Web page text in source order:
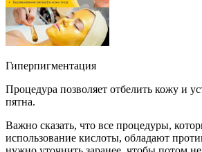
Гиперпигментация
Процедура позволяет отбелить кожу и
пятна.
Важно сказать, что все процедуры,
использование кислоты, обладают